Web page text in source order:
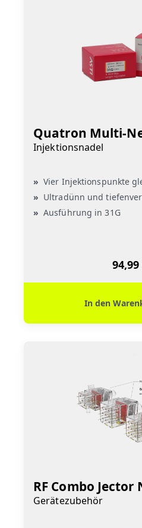
Quatron Multi-
Injektionsnadel
Vier Injektionspunkte
Ultradünn und
Ausführung in 31G
In den
RF Combo
Gerätezubehör